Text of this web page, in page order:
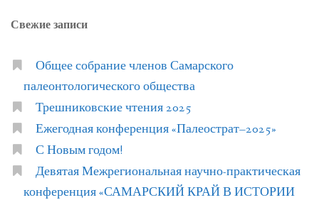
Свежие записи
Общее собрание членов Самарского
палеонтологического общества
Трешниковские чтения 2025
Ежегодная конференция «Палеострат–2025»
С Новым годом!
Девятая Межрегиональная научно-практическая
конференция «САМАРСКИЙ КРАЙ В ИСТОРИИ